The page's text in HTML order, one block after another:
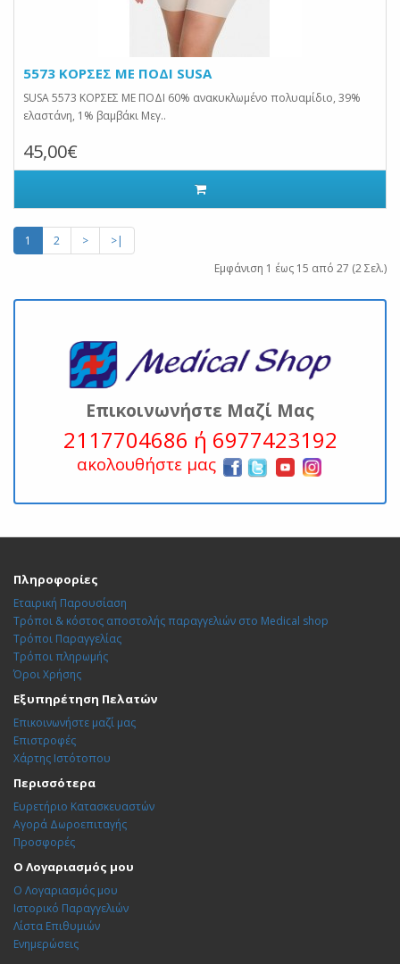
5573 ΚΟΡΣΕΣ ΜΕ ΠΟΔΙ SUSA
SUSA 5573 ΚΟΡΣΕΣ ΜΕ ΠΟΔΙ 60% ανακυκλωμένο πολυαμίδιο, 39%
ελαστάνη, 1% βαμβάκι Μεγ..
45,00€
1 2 >
>|
Εμφάνιση 1 έως 15 από 27 (2 Σελ.)
Επικοινωνήστε Μαζί Μας
2117704686 ή 6977423192
ακολουθήστε μας
Πληροφορίες
Εταιρική Παρουσίαση
Τρόποι & κόστος αποστολής παραγγελιών στο Medical shop
Τρόποι Παραγγελίας
Τρόποι πληρωμής
Όροι Χρήσης
Εξυπηρέτηση Πελατών
Επικοινωνήστε μαζί μας
Επιστροφές
Χάρτης Ιστότοπου
Περισσότερα
Ευρετήριο Κατασκευαστών
Αγορά Δωροεπιταγής
Προσφορές
Ο Λογαριασμός μου
Ο Λογαριασμός μου
Ιστορικό Παραγγελιών
Λίστα Επιθυμιών
Ενημερώσεις